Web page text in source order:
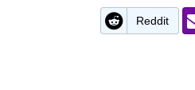
Reddit